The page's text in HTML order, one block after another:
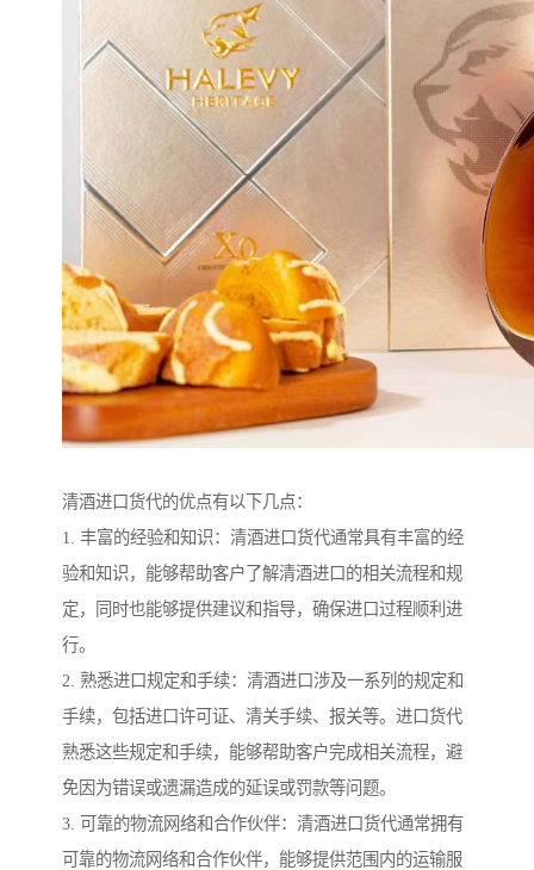
清酒进口货代的优点有以下几点：
1. 丰富的经验和知识：清酒进口货代通常具有丰富的经
验和知识，能够帮助客户了解清酒进口的相关流程和规
定，同时也能够提供建议和指导，确保进口过程顺利进
行。
2. 熟悉进口规定和手续：清酒进口涉及一系列的规定和
手续，包括进口许可证、清关手续、报关等。进口货代
熟悉这些规定和手续，能够帮助客户完成相关流程，避
免因为错误或遗漏造成的延误或罚款等问题。
3. 可靠的物流网络和合作伙伴：清酒进口货代通常拥有
可靠的物流网络和合作伙伴，能够提供范围内的运输服